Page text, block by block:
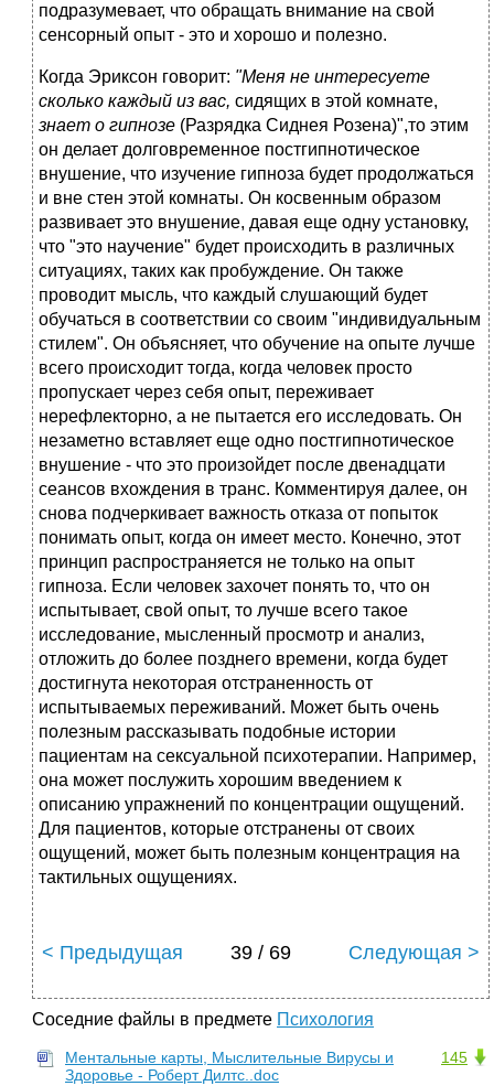
подразумевает, что обращать внимание на свой
сенсорный опыт - это и хорошо и полезно.
Когда Эриксон говорит: "Меня не интересуете
сколько каждый из вас, сидящих в этой комнате,
знает о гипнозе (Разрядка Сиднея Розена)",то этим
он делает долговременное постгипнотическое
внушение, что изучение гипноза будет продолжаться
и вне стен этой комнаты. Он косвенным образом
развивает это внушение, давая еще одну установку,
что "это научение" будет происходить в различных
ситуациях, таких как пробуждение. Он также
проводит мысль, что каждый слушающий будет
обучаться в соответствии со своим "индивидуальным
стилем". Он объясняет, что обучение на опыте лучше
всего происходит тогда, когда человек просто
пропускает через себя опыт, переживает
нерефлекторно, а не пытается его исследовать. Он
незаметно вставляет еще одно постгипнотическое
внушение - что это произойдет после двенадцати
сеансов вхождения в транс. Комментируя далее, он
снова подчеркивает важность отказа от попыток
понимать опыт, когда он имеет место. Конечно, этот
принцип распространяется не только на опыт
гипноза. Если человек захочет понять то, что он
испытывает, свой опыт, то лучше всего такое
исследование, мысленный просмотр и анализ,
отложить до более позднего времени, когда будет
достигнута некоторая отстраненность от
испытываемых переживаний. Может быть очень
полезным рассказывать подобные истории
пациентам на сексуальной психотерапии. Например,
она может послужить хорошим введением к
описанию упражнений по концентрации ощущений.
Для пациентов, которые отстранены от своих
ощущений, может быть полезным концентрация на
тактильных ощущениях.
< Предыдущая 39 / 69 Следующая >
Соседние файлы в предмете Психология
145
Ментальные карты, Мыслительные Вирусы и
Здоровье - Роберт Дилтс..doc